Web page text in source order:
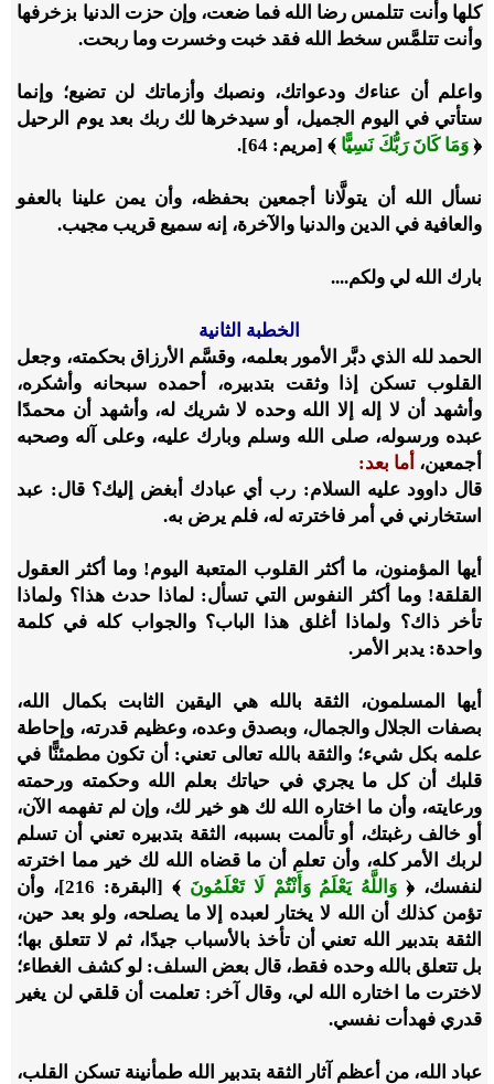
كلها وأنت تتلمس رضا الله فما ضعت، وإن حزت الدنيا بزخرفها
وأنت تتلمَّس سخط الله فقد خبت وخسرت وما ربحت.
واعلم أن عناءك ودعواتك، ونصبك وأزماتك لن تضيع؛ وإنما
ستأتي في اليوم الجميل، أو سيدخرها لك ربك بعد يوم الرحيل
﴿ وَمَا كَانَ رَبُّكَ نَسِيًّا ﴾ [مريم: 64].
نسأل الله أن يتولَّانا أجمعين بحفظه، وأن يمن علينا بالعفو
والعافية في الدين والدنيا والآخرة، إنه سميع قريب مجيب.
بارك الله لي ولكم....
الخطبة الثانية
الحمد لله الذي دبَّر الأمور بعلمه، وقسَّم الأرزاق بحكمته، وجعل
القلوب تسكن إذا وثقت بتدبيره، أحمده سبحانه وأشكره،
وأشهد أن لا إله إلا الله وحده لا شريك له، وأشهد أن محمدًا
عبده ورسوله، صلى الله وسلم وبارك عليه، وعلى آله وصحبه
أجمعين، أما بعد:
قال داوود عليه السلام: رب أي عبادك أبغض إليك؟ قال: عبد
استخارني في أمر فاخترته له، فلم يرض به.
أيها المؤمنون، ما أكثر القلوب المتعبة اليوم! وما أكثر العقول
القلقة! وما أكثر النفوس التي تسأل: لماذا حدث هذا؟ ولماذا
تأخر ذاك؟ ولماذا أغلق هذا الباب؟ والجواب كله في كلمة
واحدة: يدبر الأمر .
أيها المسلمون، الثقة بالله هي اليقين الثابت بكمال الله،
بصفات الجلال والجمال، وبصدق وعده، وعظيم قدرته، وإحاطة
علمه بكل شيء؛ والثقة بالله تعالى تعني: أن تكون مطمئنًّا في
قلبك أن كل ما يجري في حياتك بعلم الله وحكمته ورحمته
ورعايته، وأن ما اختاره الله لك هو خير لك، وإن لم تفهمه الآن،
أو خالف رغبتك، أو تألمت بسببه، الثقة بتدبيره تعني أن تسلم
لربك الأمر كله، وأن تعلم أن ما قضاه الله لك خير مما اخترته
لنفسك، ﴿ وَاللَّهُ يَعْلَمُ وَأَنْتُمْ لَا تَعْلَمُونَ
﴾ [البقرة: 216]، وأن
تؤمن كذلك أن الله لا يختار لعبده إلا ما يصلحه، ولو بعد حين،
الثقة بتدبير الله تعني أن تأخذ بالأسباب جيدًا، ثم لا تتعلق بها؛
بل تتعلق بالله وحده فقط، قال بعض السلف: لو كشف الغطاء؛
لاخترت ما اختاره الله لي، وقال آخر: تعلمت أن قلقي لن يغير
قدري فهدأت نفسي.
عباد الله، من أعظم آثار الثقة بتدبير الله طمأنينة تسكن القلب،